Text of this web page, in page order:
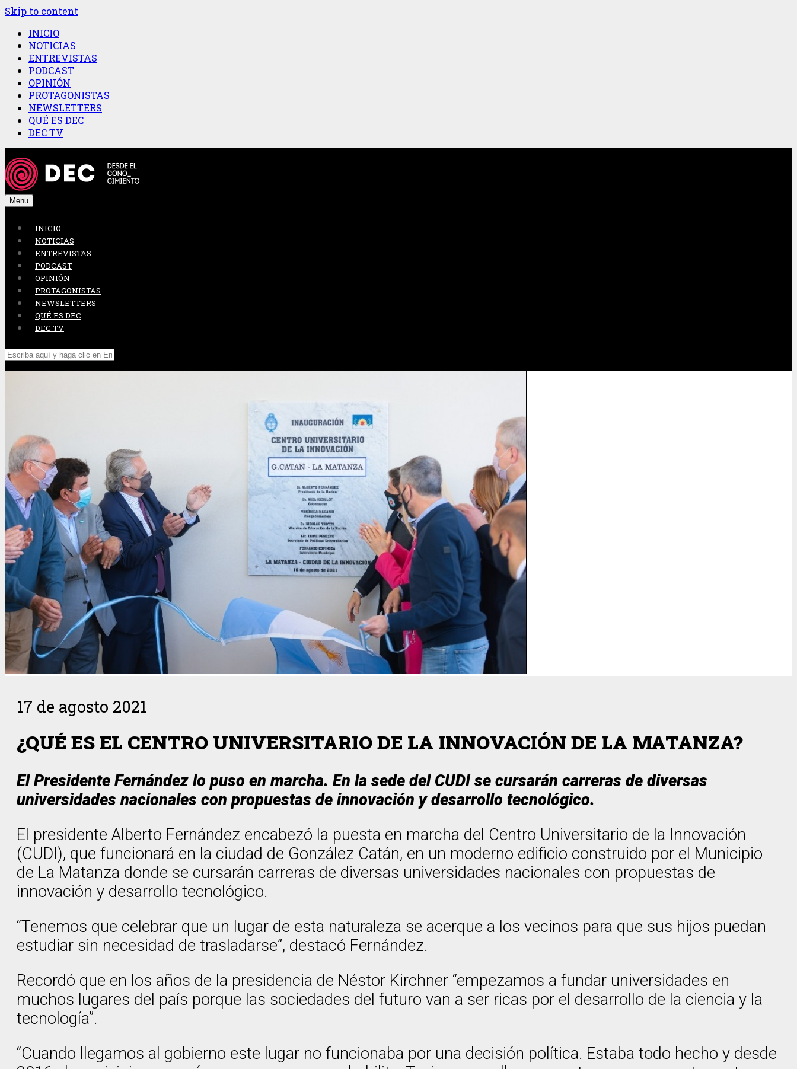
Skip to content
INICIO
NOTICIAS
ENTREVISTAS
PODCAST
OPINIÓN
PROTAGONISTAS
NEWSLETTERS
QUÉ ES DEC
DEC TV
Menu
INICIO
NOTICIAS
ENTREVISTAS
PODCAST
OPINIÓN
PROTAGONISTAS
NEWSLETTERS
QUÉ ES DEC
DEC TV
17 de agosto 2021
¿QUÉ ES EL CENTRO UNIVERSITARIO DE LA INNOVACIÓN DE LA MATANZA?
El Presidente Fernández lo puso en marcha. En la sede del CUDI se cursarán carreras de diversas
universidades nacionales con propuestas de innovación y desarrollo tecnológico.
El presidente Alberto Fernández encabezó la puesta en marcha del Centro Universitario de la Innovación
(CUDI), que funcionará en la ciudad de González Catán, en un moderno edificio construido por el Municipio
de La Matanza donde se cursarán carreras de diversas universidades nacionales con propuestas de
innovación y desarrollo tecnológico.
“Tenemos que celebrar que un lugar de esta naturaleza se acerque a los vecinos para que sus hijos puedan
estudiar sin necesidad de trasladarse”, destacó Fernández.
Recordó que en los años de la presidencia de Néstor Kirchner “empezamos a fundar universidades en
muchos lugares del país porque las sociedades del futuro van a ser ricas por el desarrollo de la ciencia y la
tecnología”.
“Cuando llegamos al gobierno este lugar no funcionaba por una decisión política. Estaba todo hecho y desde